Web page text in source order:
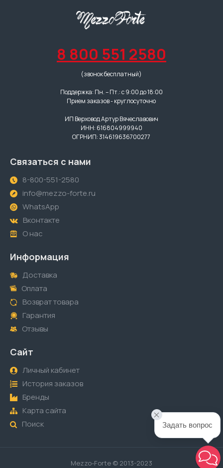
8 800 551 2580
(звонок бесплатный)
Поддержка: Пн. – Пт.: с 9:00 до 18:00
Прием заказов - круглосуточно
ИП Верховод Артур Вячеславович
ИНН: 616804999940
ОГРНИП: 314619636700277
Связаться с нами
8-800-551-2580
info@mezzo-forte.ru
WhatsApp
Вконтакте
О нас
Информация
Доставка
Оплата
Возврат товара
Гарантия
Отзывы
Сайт
Личный кабинет
История заказов
Бренды
Карта сайта
Поиск
Mezzo-Forte © 2013-2023
Задать вопрос